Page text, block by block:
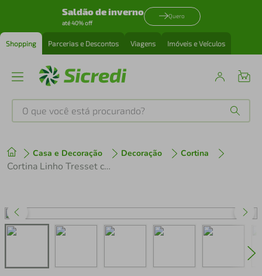
Saldão de inverno
até 40% off
Quero
Shopping Parcerias e Descontos Viagens Imóveis e Veículos
O que você está procurando?
Casa e Decoração Decoração Cortina
Cortina Linho Tresset com Forro 4.00 x 2.30 Mts Vivalutex Jade Cinza
1º tenis
perfume